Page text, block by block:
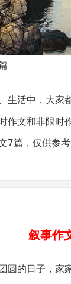
生活中，大家
作文和非限时
7篇，仅供参考
叙事作
圆的日子，家